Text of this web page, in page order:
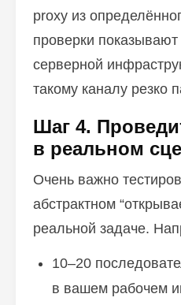
proxy из
проверки показывают
серверной
такому каналу резко
Шаг 4.
в реальном
Очень важно
абстрактном
реальной задаче.
10–20
в вашем рабочем